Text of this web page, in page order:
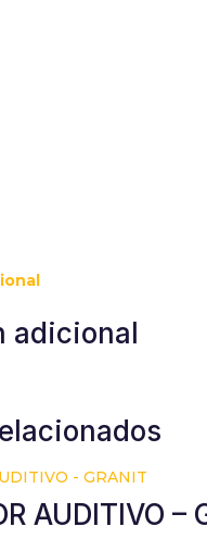
adicional
AUDITIVO –